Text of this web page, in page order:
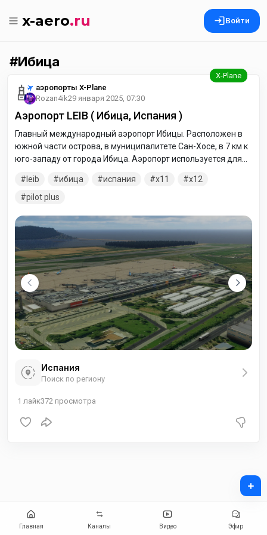
x-aero.ru Войти
Ибица
аэропорты X-Plane
Rozan4ik29 января 2025, 07:30
Аэропорт LEIB ( Ибица, Испания )
Главный международный аэропорт Ибицы. Расположен в
южной части острова, в муниципалитете Сан-Хосе, в 7 км к
юго-западу от города Ибица. Аэропорт используется для
острова Ибица и Форментера или же покидает их.
leib ибица испания x11
x12
pilot plus
Испания
Поиск по региону
1 лайк372 просмотра
Главная Каналы Видео Эфир
+